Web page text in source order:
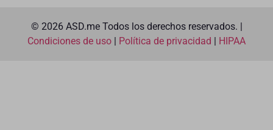
© 2026 ASD.me Todos los derechos reservados. |
Condiciones de uso
Política de privacidad HIPAA